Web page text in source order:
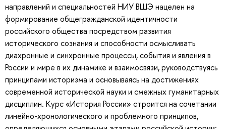
направлений и специальностей НИУ ВШЭ нацелен на
формирование общегражданской идентичности
российского общества посредством развития
исторического сознания и способности осмысливать
диахронные и синхронные процессы, события и явления в
России и мире в их динамике и взаимосвязи, руководствуясь
принципами историзма и основываясь на достижениях
современной исторической науки и смежных гуманитарных
дисциплин. Курс «История России» строится на сочетании
линейно-хронологического и проблемного принципов,